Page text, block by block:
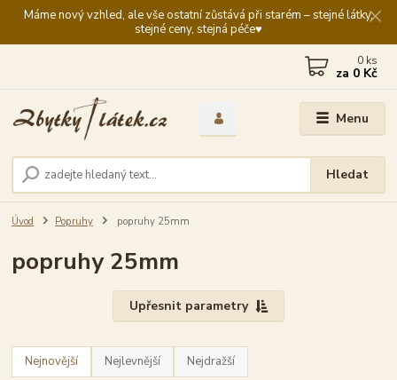
Máme nový vzhled, ale vše ostatní zůstává při starém – stejné látky,
stejné ceny, stejná péče♥️
Menu
Hledat
0 ks
za 0 Kč
Úvod Popruhy popruhy 25mm
popruhy 25mm
Upřesnit parametry
Nejnovější Nejlevnější Nejdražší